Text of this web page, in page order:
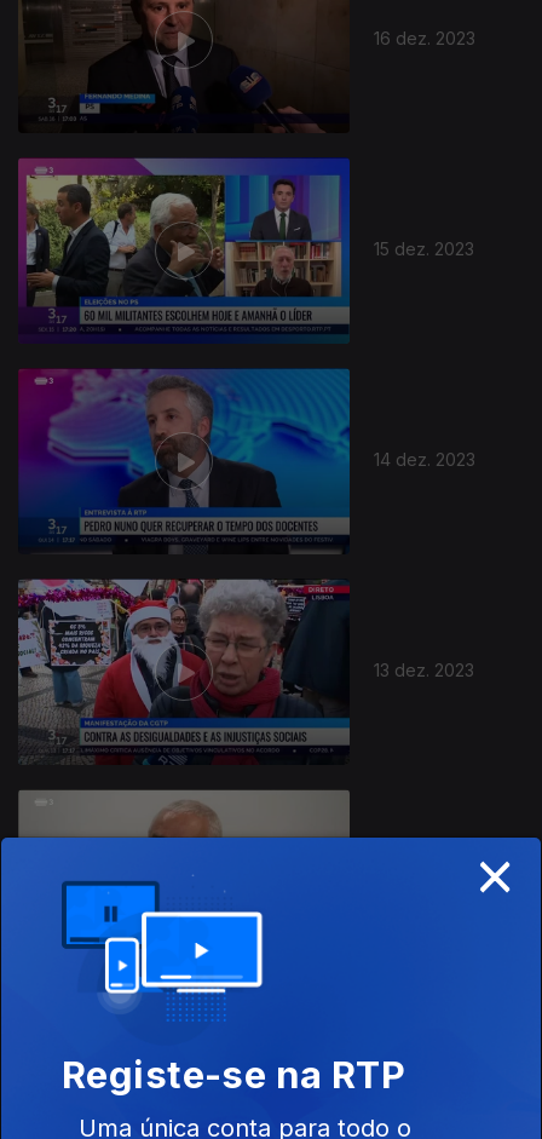
16 dez. 2023
15 dez. 2023
14 dez. 2023
13 dez. 2023
11 dez. 2023
×
Registe-se na RTP
Uma única conta para todo o